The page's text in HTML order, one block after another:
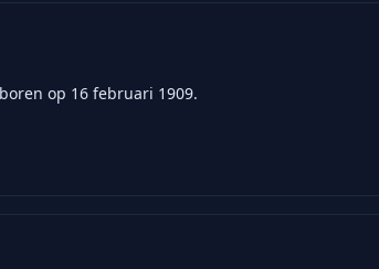
op 16 februari 1909.